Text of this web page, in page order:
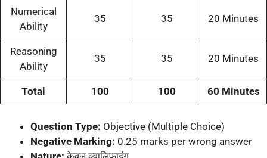
Numerical
Ability
35 35 20 Minutes
Reasoning
Ability
35 35 20 Minutes
Total 100 100 60 Minutes
Question Type: Objective (Multiple Choice)
Negative Marking: 0.25 marks per wrong answer